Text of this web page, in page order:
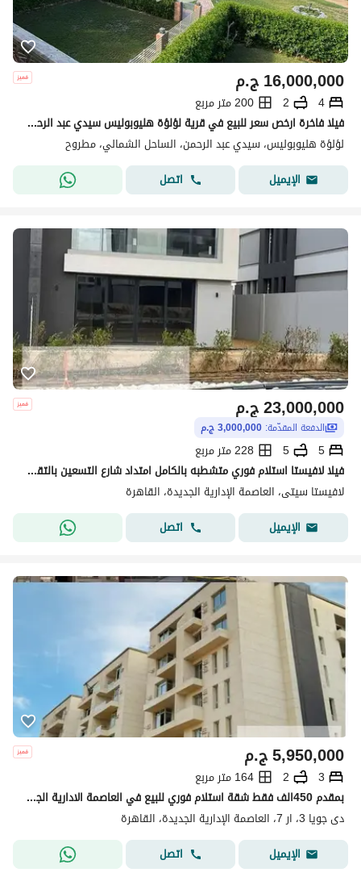
ج.م16,000,000
4
2
200 متر مربع
فيلا فاخرة ارخص سعر للبيع في قرية لؤلؤة هليوبوليس سيدي عبد الرحمن - الساحل الشمالي - مطروح
لؤلؤة هليوبوليس، سيدي عبد الرحمن، الساحل الشمالي، مطروح
الإيميل
اتصل
ج.م23,000,000
الدفعة المقدّمة: 3,000,000 ج.م
5
5
228 متر مربع
فيلا لافيستا استلام فوري متشطبه بالكامل امتداد شارع التسعين بالتقسيط علي ٨ سنين
لافيستا سيتى، العاصمة الإدارية الجديدة، القاهرة
الإيميل
اتصل
ج.م5,950,000
3
2
164 متر مربع
بمقدم 450الف فقط شقة استلام فوري للبيع في العاصمة الادارية الجديدة كمبوند دي جويا 3 Dejoya 3
دى جويا 3، ار 7، العاصمة الإدارية الجديدة، القاهرة
الإيميل
اتصل